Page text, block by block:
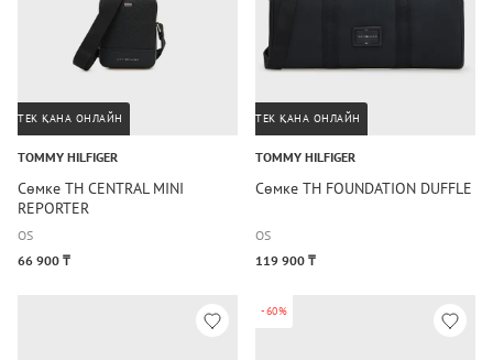
ТЕК ҚАНА ОНЛАЙН
TOMMY HILFIGER
Сөмке TH CENTRAL MINI
REPORTER
OS
66 900 ₸
ТЕК ҚАНА ОНЛАЙН
TOMMY HILFIGER
Сөмке TH FOUNDATION DUFFLE
OS
119 900 ₸
-60%